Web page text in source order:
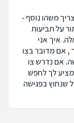
משהו נוסף -
על תביעות
איך אני
, אם מדובר בצו
אם נדרש צו
מציע לך לחפש
שנחוץ בפגישה